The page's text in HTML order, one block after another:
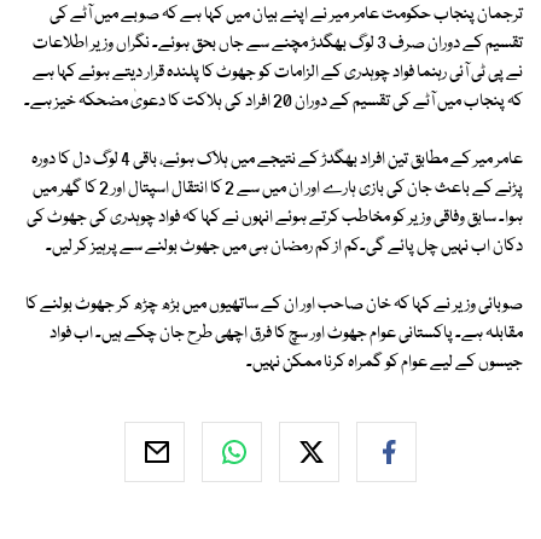
ترجمان پنجاب حکومت عامر میر نے اپنے بیان میں کہا ہے کہ صوبے میں آٹے کی
تقسیم کے دوران صرف 3 لوگ بھگدڑ مچنے سے جاں بحق ہوئے۔ نگراں وزیر اطلاعات
نے پی ٹی آئی رہنما فواد چوہدری کے الزامات کو جھوٹ کا پلندہ قرار دیتے ہوئے کہا ہے
کہ پنجاب میں آٹے کی تقسیم کے دوران 20 افراد کی ہلاکت کا دعویٰ مضحکہ خیز ہے۔
عامر میر کے مطابق تین افراد بھگدڑ کے نتیجے میں ہلاک ہوئے، باقی 4 لوگ دل کا دورہ
پڑنے کے باعث جان کی بازی ہارے اور ان میں سے 2 کا انتقال اسپتال اور 2 کا گھر میں
ہوا۔ سابق وفاقی وزیر کو مخاطب کرتے ہوئے انہوں نے کہا کہ فواد چوہدری کی جھوٹ کی
دکان اب نہیں چل پائے گی۔کم از کم رمضان ہی میں جھوٹ بولنے سے پرہیز کر لیں۔
صوبائی وزیر نے کہا کہ خان صاحب اور ان کے ساتھیوں میں بڑھ چڑھ کر جھوٹ بولنے کا
مقابلہ ہے۔ پاکستانی عوام جھوٹ اور سچ کا فرق اچھی طرح جان چکے ہیں۔ اب فواد
جیسوں کے لیے عوام کو گمراہ کرنا ممکن نہیں۔